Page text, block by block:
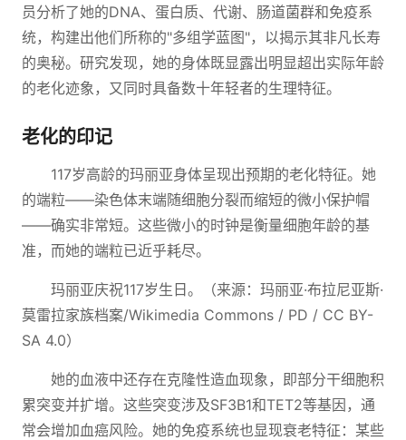
员分析了她的DNA、蛋白质、代谢、肠道菌群和免疫系
统，构建出他们所称的"多组学蓝图"，以揭示其非凡长寿
的奥秘。研究发现，她的身体既显露出明显超出实际年龄
的老化迹象，又同时具备数十年轻者的生理特征。
老化的印记
117岁高龄的玛丽亚身体呈现出预期的老化特征。她
的端粒——染色体末端随细胞分裂而缩短的微小保护帽
——确实非常短。这些微小的时钟是衡量细胞年龄的基
准，而她的端粒已近乎耗尽。
玛丽亚庆祝117岁生日。（来源：玛丽亚·布拉尼亚斯·
莫雷拉家族档案/Wikimedia Commons / PD / CC BY-
SA 4.0）
她的血液中还存在克隆性造血现象，即部分干细胞积
累突变并扩增。这些突变涉及SF3B1和TET2等基因，通
常会增加血癌风险。她的免疫系统也显现衰老特征：某些